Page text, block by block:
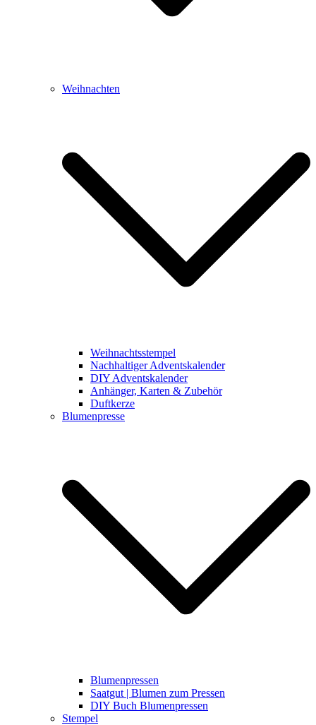
Weihnachten
Weihnachtsstempel
Nachhaltiger Adventskalender
DIY Adventskalender
Anhänger, Karten & Zubehör
Duftkerze
Blumenpresse
Blumenpressen
Saatgut | Blumen zum Pressen
DIY Buch Blumenpressen
Stempel